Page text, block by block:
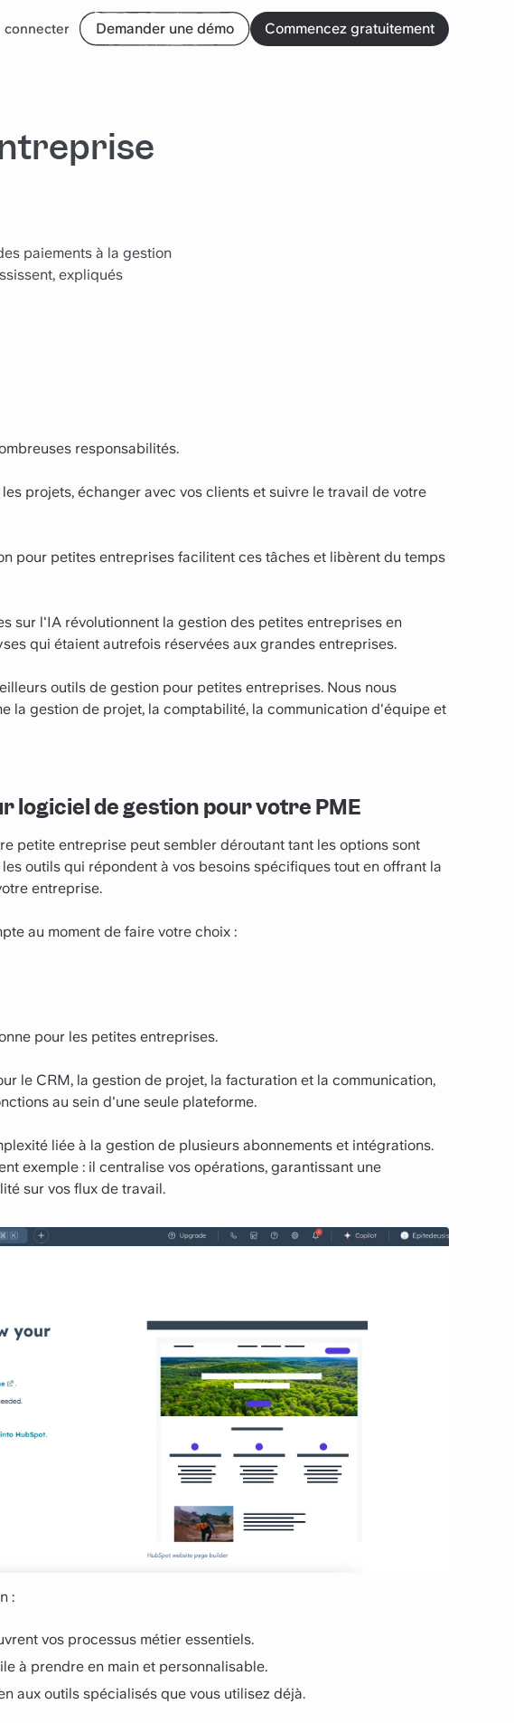
connecter Demander une démo Commencez gratuitement
paiements à la gestion
expliqués
responsabilités.
projets, échanger avec vos clients et suivre le travail de votre
pour petites entreprises facilitent ces tâches et libèrent du temps
sur l'IA révolutionnent la gestion des petites entreprises en
qui étaient autrefois réservées aux grandes entreprises.
outils de gestion pour petites entreprises. Nous nous
la gestion de projet, la comptabilité, la communication d'équipe et
logiciel de gestion pour votre PME
petite entreprise peut sembler déroutant tant les options sont
outils qui répondent à vos besoins spécifiques tout en offrant la
entreprise.
au moment de faire votre choix :
pour les petites entreprises.
le CRM, la gestion de projet, la facturation et la communication,
au sein d'une seule plateforme.
liée à la gestion de plusieurs abonnements et intégrations.
exemple : il centralise vos opérations, garantissant une
sur vos flux de travail.
:
vos processus métier essentiels.
à prendre en main et personnalisable.
aux outils spécialisés que vous utilisez déjà.